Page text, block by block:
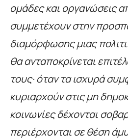
ομάδες και οργανώσεις
συμμετέχουν στην
διαμόρφωσης μιας
θα ανταποκρίνεται
τους· όταν τα ισχυρά
κυριαρχούν στις μη
κοινωνίες δέχονται
περιέρχονται σε θέση